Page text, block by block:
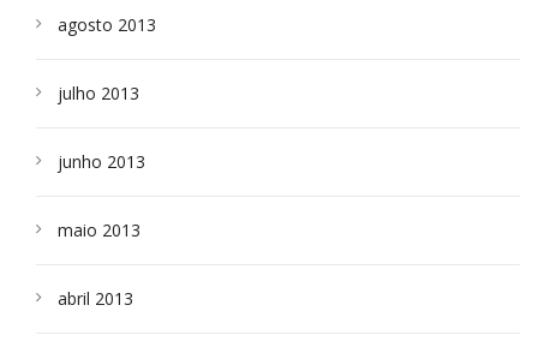
agosto 2013
julho 2013
junho 2013
maio 2013
abril 2013